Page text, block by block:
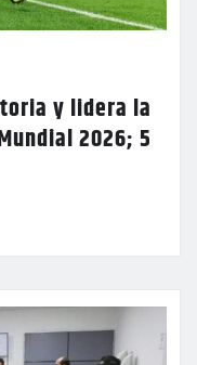
y lidera la
2026; 5